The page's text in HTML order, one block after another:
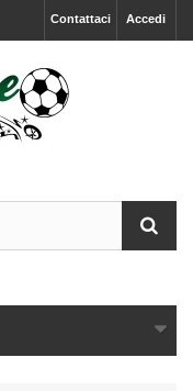
Accedi
Contattaci